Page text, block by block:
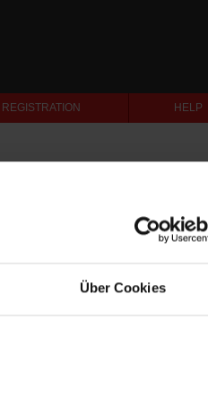
Über Cookies
REGISTRATION HELP